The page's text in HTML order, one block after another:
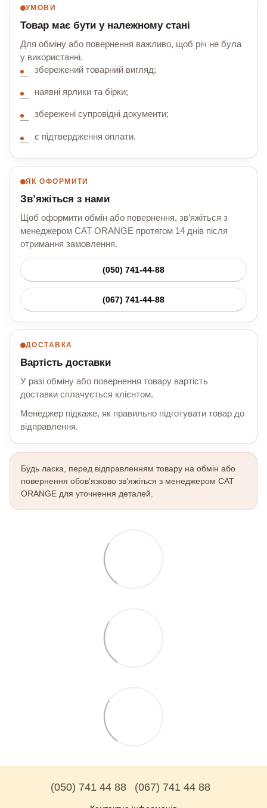
УМОВИ
Товар має бути у належному стані
Для обміну або повернення важливо, щоб річ не була
у використанні.
збережений товарний вигляд;
наявні ярлики та бірки;
збережені супровідні документи;
є підтвердження оплати.
ЯК ОФОРМИТИ
Зв’яжіться з нами
Щоб оформити обмін або повернення, зв’яжіться з
менеджером CAT ORANGE протягом 14 днів після
отримання замовлення.
(050) 741-44-88
(067) 741-44-88
ДОСТАВКА
Вартість доставки
У разі обміну або повернення товару вартість
доставки сплачується клієнтом.
Менеджер підкаже, як правильно підготувати товар до
відправлення.
Будь ласка, перед відправленням товару на обмін або
повернення обов’язково зв’яжіться з менеджером CAT
ORANGE для уточнення деталей.
(050) 741 44 88 (067) 741 44 88